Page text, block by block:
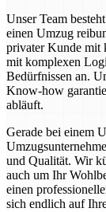
Unser Team
einen Umzug
privater Kunde mit
mit komplexen
Bedürfnissen an.
Know-how
abläuft.
Gerade bei einem
und Qualität. Wir
auch um Ihr
einen
sich endlich auf